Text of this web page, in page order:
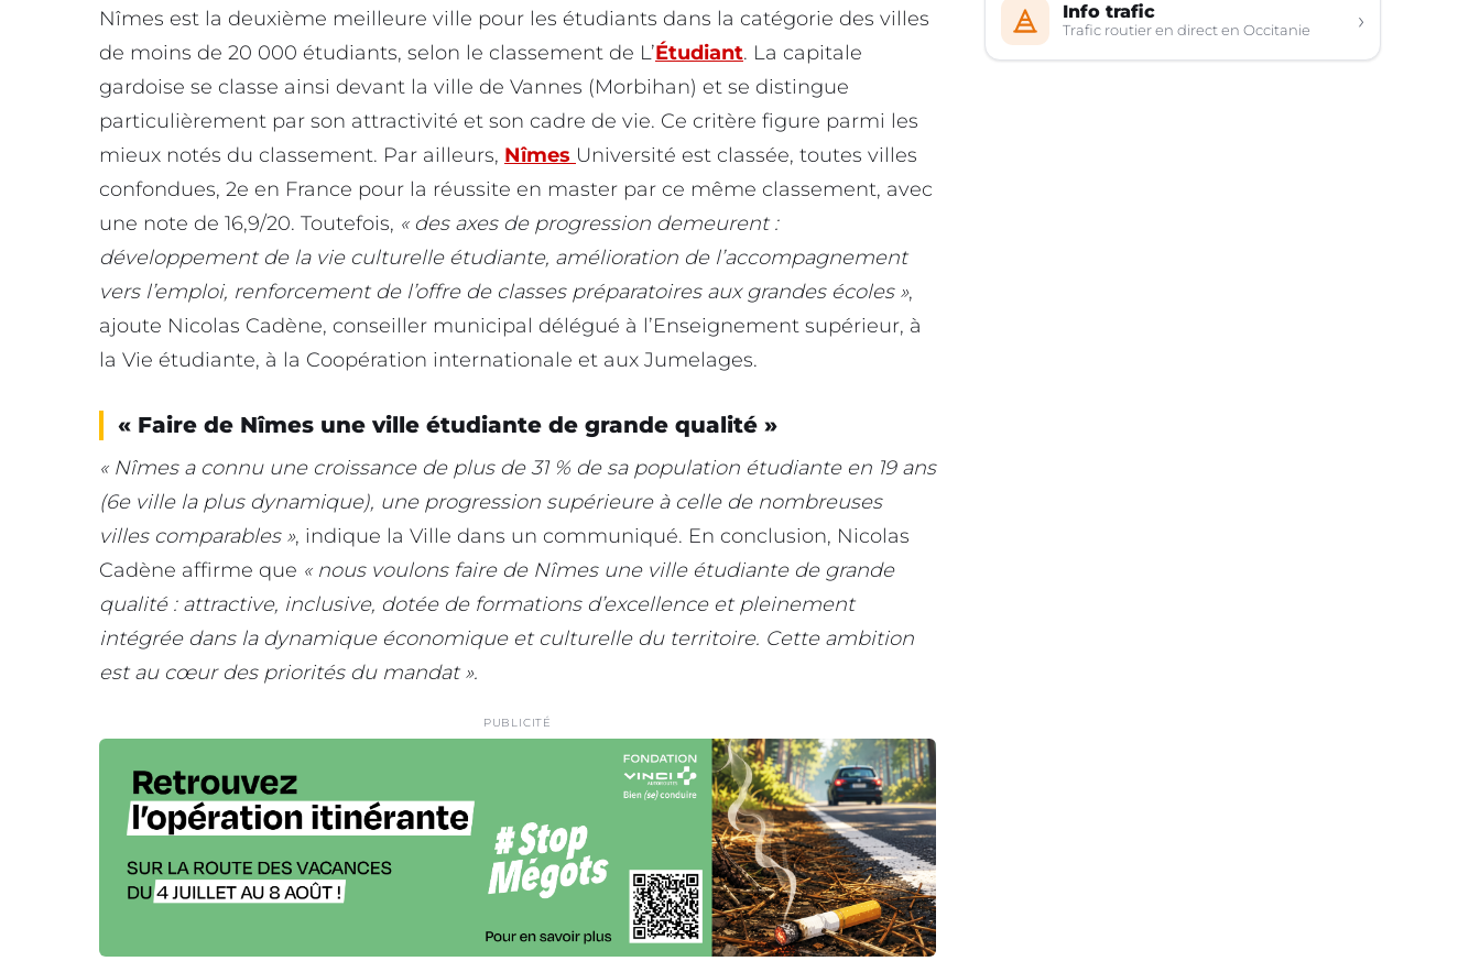
Nîmes est la deuxième meilleure ville pour les étudiants dans la catégorie des villes
de moins de 20 000 étudiants, selon le classement de L’Étudiant. La capitale
gardoise se classe ainsi devant la ville de Vannes (Morbihan) et se distingue
particulièrement par son attractivité et son cadre de vie. Ce critère figure parmi les
mieux notés du classement. Par ailleurs, Nîmes Université est classée, toutes villes
confondues, 2e en France pour la réussite en master par ce même classement, avec
une note de 16,9/20. Toutefois, « des axes de progression demeurent :
développement de la vie culturelle étudiante, amélioration de l’accompagnement
vers l’emploi, renforcement de l’offre de classes préparatoires aux grandes écoles »,
ajoute Nicolas Cadène, conseiller municipal délégué à l’Enseignement supérieur, à
la Vie étudiante, à la Coopération internationale et aux Jumelages.
« Faire de Nîmes une ville étudiante de grande qualité »
« Nîmes a connu une croissance de plus de 31 % de sa population étudiante en 19 ans
(6e ville la plus dynamique), une progression supérieure à celle de nombreuses
villes comparables », indique la Ville dans un communiqué. En conclusion, Nicolas
Cadène affirme que « nous voulons faire de Nîmes une ville étudiante de grande
qualité : attractive, inclusive, dotée de formations d’excellence et pleinement
intégrée dans la dynamique économique et culturelle du territoire. Cette ambition
est au cœur des priorités du mandat ».
PUBLICITÉ
Info trafic
Trafic routier en direct en Occitanie ›